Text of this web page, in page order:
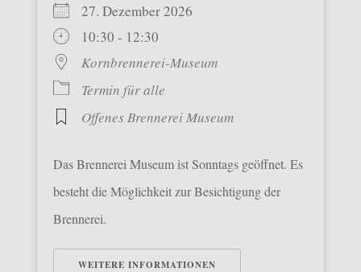
27. Dezember 2026
10:30 - 12:30
Kornbrennerei-Museum
Termin für alle
Offenes Brennerei Museum
Das Brennerei Museum ist Sonntags geöffnet. Es
besteht die Möglichkeit zur Besichtigung der
Brennerei.
WEITERE INFORMATIONEN